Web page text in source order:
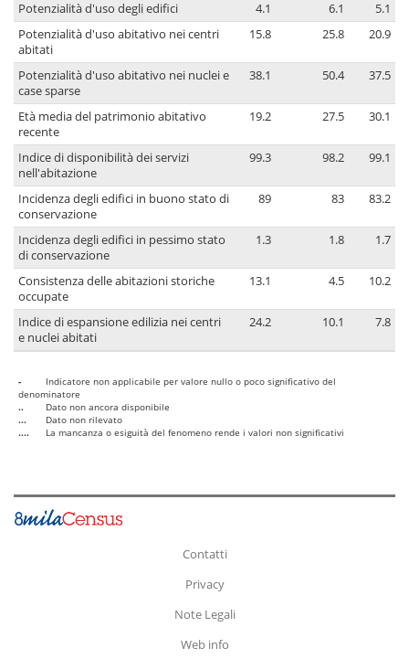
Potenzialità d'uso degli edifici 4.1 6.1
5.1
Potenzialità d'uso abitativo nei centri
abitati
15.8 25.8 20.9
Potenzialità d'uso abitativo nei nuclei e
case sparse
38.1 50.4 37.5
Età media del patrimonio abitativo
recente
19.2 27.5 30.1
Indice di disponibilità dei servizi
nell'abitazione
99.3 98.2 99.1
Incidenza degli edifici in buono stato di
conservazione
89 83 83.2
Incidenza degli edifici in pessimo stato
di conservazione
1.3 1.8 1.7
Consistenza delle abitazioni storiche
occupate
13.1 4.5 10.2
Indice di espansione edilizia nei centri
e nuclei abitati
24.2 10.1 7.8
-
Indicatore non applicabile per valore nullo o poco significativo del
denominatore
..
Dato non ancora disponibile
...
Dato non rilevato
....
La mancanza o esiguità del fenomeno rende i valori non significativi
Contatti
Privacy
Note Legali
Web info